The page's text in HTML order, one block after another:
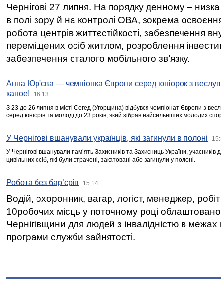
Чернігові 27 липня. На порядку денному –
в полі зору й на контролі ОВА, зокрема освоєння
робота центрів життєстійкості, забезпечення
переміщених осіб житлом, розроблення
забезпечення сталого мобільного зв’язку.
Анна Юр'єва — чемпіонка Європи серед юніорок з
каное!
16:13
З 23 до 26 липня в місті Сегед (Угорщина) відбувся чемпіонат Європи з
серед юніорів та молоді до 23 років, який зібрав найсильніших молодих
У Чернігові вшанували українців, які загинули в полоні
У Чернігові вшанували пам’ять Захисників та Захисниць України,
цивільних осіб, які були страчені, закатовані або загинули у полоні.
Робота без бар’єрів 15:14
Водій, охоронник, вагар, логіст, менеджер,
10робочих місць у поточному році
Чернігівщини для людей з інвалідністю в межах
програми служби зайнятості.